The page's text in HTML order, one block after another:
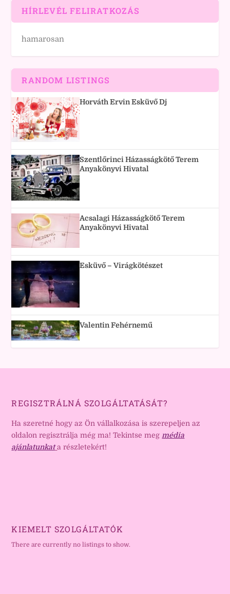
HÍRLEVÉL FELIRATKOZÁS
hamarosan
RANDOM LISTINGS
Horváth Ervin Esküvő Dj
Szentlőrinci Házasságkötő Terem
Anyakönyvi Hivatal
Acsalagi Házasságkötő Terem
Anyakönyvi Hivatal
Esküvő – Virágkötészet
Valentin Fehérnemű
REGISZTRÁLNÁ SZOLGÁLTATÁSÁT?
Ha szeretné hogy az Ön vállalkozása is szerepeljen az
oldalon regisztrálja még ma! Tekintse meg média
ajánlatunkat a részletekért!
KIEMELT SZOLGÁLTATÓK
There are currently no listings to show.